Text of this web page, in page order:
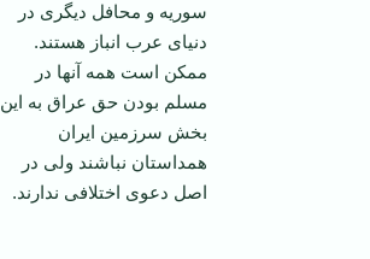
سوريه و محافل ديگری در
دنيای عرب انباز هستند.
ممکن است همه آنها در
مسلم بودن حق عراق به اين
بخش سرزمين ايران
همداستان نباشند ولی در
اصل دعوی اختلافی ندارند.